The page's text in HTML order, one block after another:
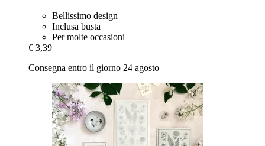
Bellissimo design
Inclusa busta
Per molte occasioni
€ 3,39
Consegna entro il giorno 24 agosto